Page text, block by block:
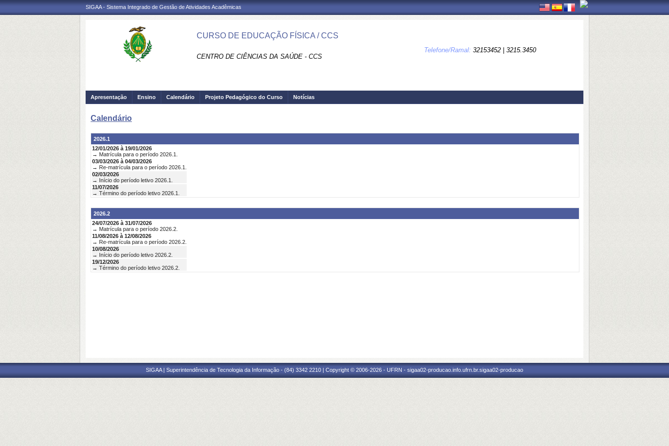
SIGAA - Sistema Integrado de Gestão de Atividades Acadêmicas
CURSO DE EDUCAÇÃO FÍSICA / CCS
CENTRO DE CIÊNCIAS DA SAÚDE - CCS
Telefone/Ramal: 32153452 | 3215.3450
Apresentação Ensino Calendário Projeto Pedagógico do Curso Notícias
Calendário
2026.1
12/01/2026 à 19/01/2026
→ Matrícula para o período 2026.1.
03/03/2026 à 04/03/2026
→ Re-matrícula para o período 2026.1.
02/03/2026
→ Início do período letivo 2026.1.
11/07/2026
→ Término do período letivo 2026.1.
2026.2
24/07/2026 à 31/07/2026
→ Matrícula para o período 2026.2.
11/08/2026 à 12/08/2026
→ Re-matrícula para o período 2026.2.
10/08/2026
→ Início do período letivo 2026.2.
19/12/2026
→ Término do período letivo 2026.2.
SIGAA | Superintendência de Tecnologia da Informação - (84) 3342 2210 | Copyright © 2006-2026 - UFRN - sigaa02-producao.info.ufrn.br.sigaa02-producao